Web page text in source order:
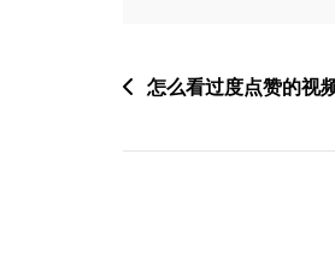
文怎么看过度点赞的视